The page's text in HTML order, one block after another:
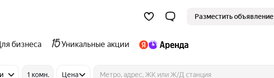
Разместить объявление
бизнеса Уникальные акции
1 комн. Цена